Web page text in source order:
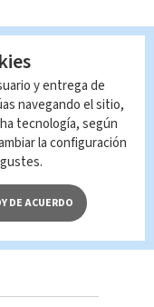
y entrega de
navegando el sitio,
tecnología, según
la configuración
DE ACUERDO